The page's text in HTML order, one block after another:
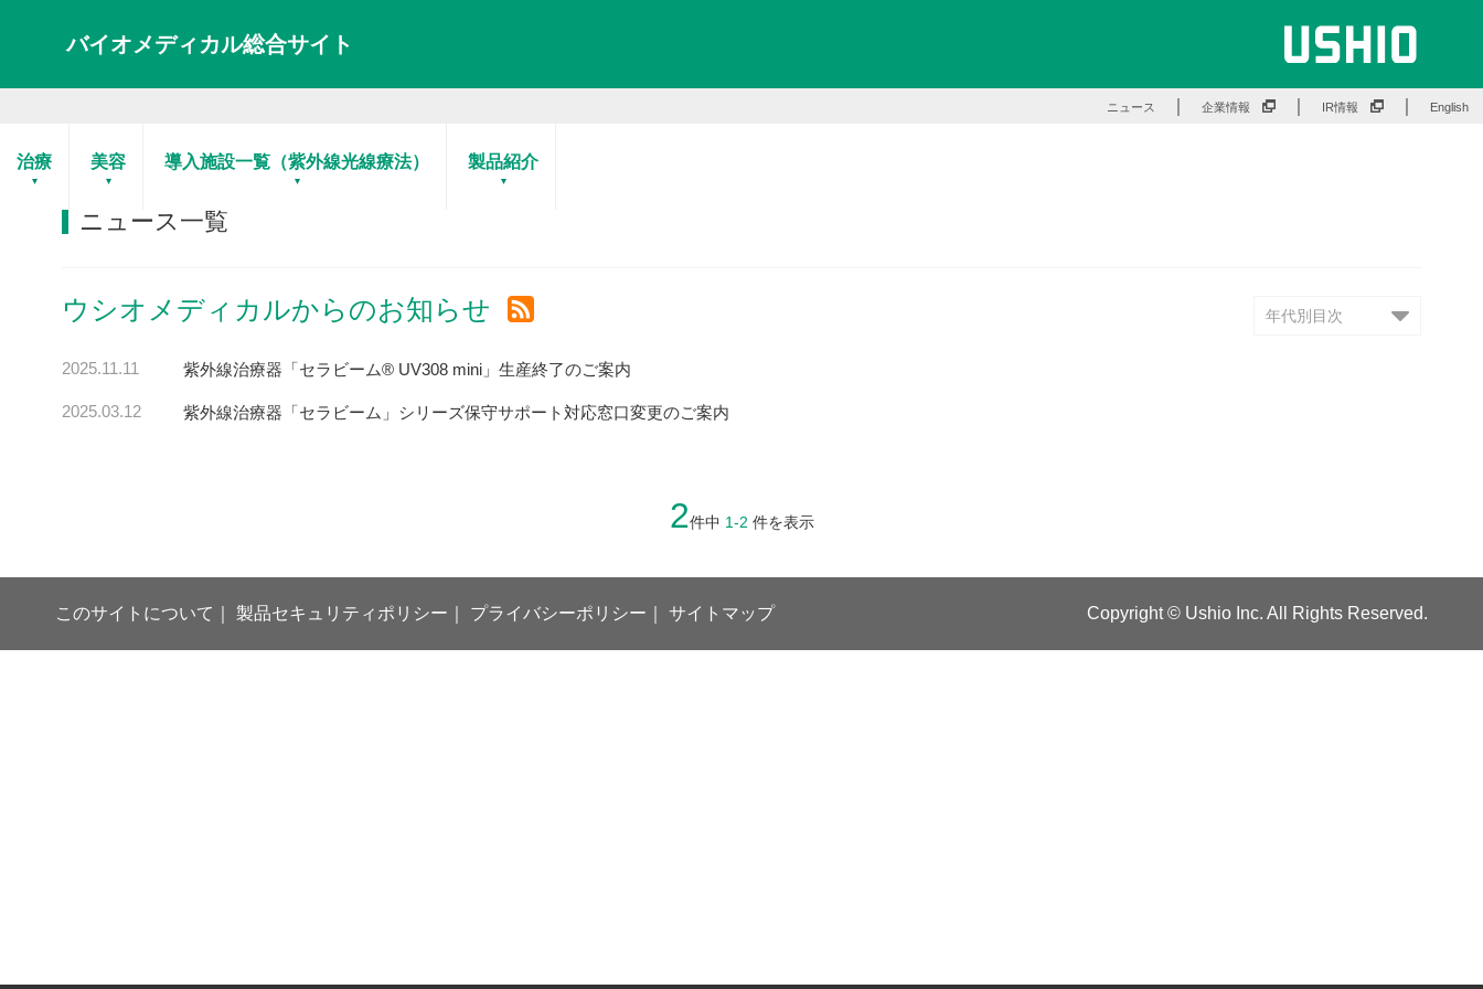
バイオメディカル総合サイト
ニュース 企業情報 IR情報 English
治療 美容 導入施設一覧（紫外線光線療法） 製品紹介
ニュース一覧
ウシオメディカルからのお知らせ
2025.11.11 紫外線治療器「セラビーム® UV308 mini」生産終了のご案内
2025.03.12 紫外線治療器「セラビーム」シリーズ保守サポート対応窓口変更のご案内
年代別目次
2件中 1-2 件を表示
このサイトについて 製品セキュリティポリシー プライバシーポリシー サイトマップ Copyright © Ushio Inc. All Rights Reserved.